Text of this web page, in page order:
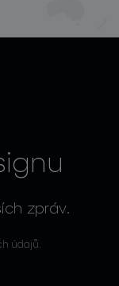
zpráv.
údajů.